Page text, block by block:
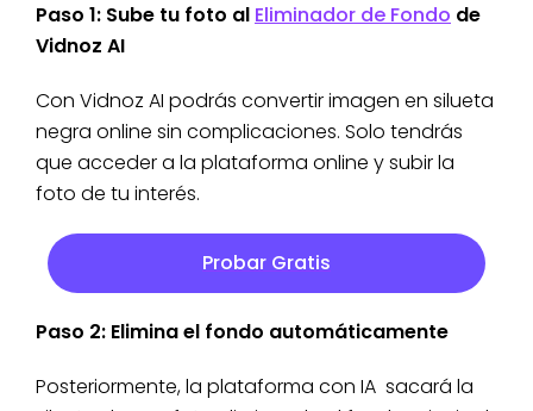
Paso 1: Sube tu foto al Eliminador de Fondo de
Vidnoz AI
Con Vidnoz AI podrás convertir imagen en silueta
negra online sin complicaciones. Solo tendrás
que acceder a la plataforma online y subir la
foto de tu interés.
Probar Gratis
Paso 2: Elimina el fondo automáticamente
Posteriormente, la plataforma con IA sacará la